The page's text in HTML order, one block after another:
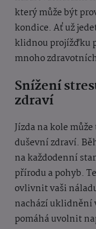
který může být
kondice. Ať už
klidnou projížďku
mnoho
Snížení
zdraví
Jízda na kole
duševní zdraví.
na každodenní
přírodu a pohyb.
ovlivnit vaši
nachází uklidnění
pomáhá uvolnit